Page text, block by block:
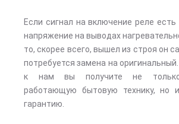
Если сигнал на включение реле
напряжение на выводах
то, скорее всего, вышел из строя он
потребуется замена на
к нам вы получите не только
работающую бытовую технику, но
гарантию.